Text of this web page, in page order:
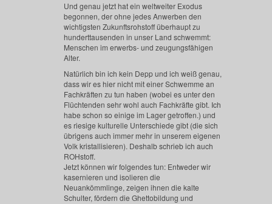
Und genau jetzt hat ein weltweiter Exodus
begonnen, der ohne jedes Anwerben den
wichtigsten Zukunftsrohstoff überhaupt zu
hunderttausenden in unser Land schwemmt:
Menschen im erwerbs- und zeugungsfähigen
Alter.
Natürlich bin ich kein Depp und ich weiß genau,
dass wir es hier nicht mit einer Schwemme an
Fachkräften zu tun haben (wobei es unter den
Flüchtenden sehr wohl auch Fachkräfte gibt. Ich
habe schon so einige im Lager getroffen.) und
es riesige kulturelle Unterschiede gibt (die sich
übrigens auch immer mehr in unserem eigenen
Volk kristallisieren). Deshalb schrieb ich auch
ROHstoff.
Jetzt können wir folgendes tun: Entweder wir
kasernieren und isolieren die
Neuankömmlinge, zeigen ihnen die kalte
Schulter, fördern die Ghettobildung und